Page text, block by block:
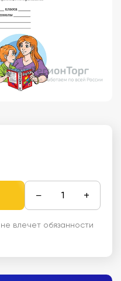
− +
влечет обязанности